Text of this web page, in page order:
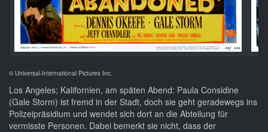
© Universal-International Pictures Inc.
Los Angeles; Kalifornien, am späten Abend: Paula Considine
(Gale Storm) ist fremd in der Stadt, doch sie geht geradewegs ins
Polizeipräsidium und wendet sich dort an die Abteilung für
vermisste Personen. Dabei bemerkt sie nicht, dass der